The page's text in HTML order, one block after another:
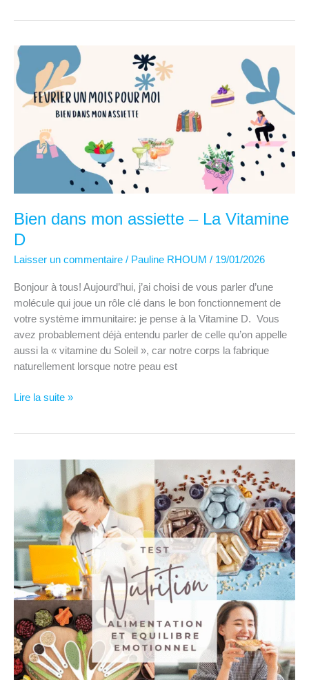
–
Manger
des
choux
Bien dans mon assiette – La Vitamine
D
Laisser un commentaire / Pauline RHOUM / 19/01/2026
Bonjour à tous! Aujourd’hui, j’ai choisi de vous parler d’une
molécule qui joue un rôle clé dans le bon fonctionnement de
votre système immunitaire: je pense à la Vitamine D. Vous
avez probablement déjà entendu parler de celle qu’on appelle
aussi la « vitamine du Soleil », car notre corps la fabrique
naturellement lorsque notre peau est
Bien
–
Lire la suite »